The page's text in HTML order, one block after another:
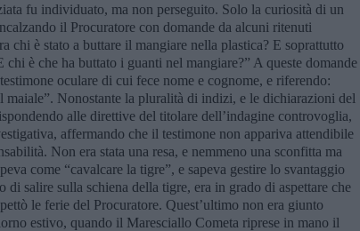
fu individuato, ma non perseguito. Solo la curiosità di un
il Procuratore con domande da alcuni ritenuti
chi è stato a buttare il mangiare nella plastica? E soprattutto
chi è che ha buttato i guanti nel mangiare?” A queste domande
oculare di cui fece nome e cognome, e riferendo:
maiale”. Nonostante la pluralità di indizi, e le dichiarazioni del
alle direttive del titolare dell’indagine controvoglia,
affermando che il testimone non appariva attendibile
Non era stata una resa, e nemmeno una sconfitta ma
come “cavalcare la tigre”, e sapeva gestire lo svantaggio
salire sulla schiena della tigre, era in grado di aspettare che
le ferie del Procuratore. Quest’ultimo non era giunto
estivo, quando il Maresciallo Cometa riprese in mano il